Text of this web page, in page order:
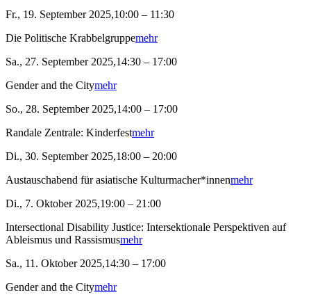
Fr., 19. September 2025,10:00 – 11:30
Die Politische Krabbelgruppemehr
Sa., 27. September 2025,14:30 – 17:00
Gender and the Citymehr
So., 28. September 2025,14:00 – 17:00
Randale Zentrale: Kinderfestmehr
Di., 30. September 2025,18:00 – 20:00
Austauschabend für asiatische Kulturmacher*innenmehr
Di., 7. Oktober 2025,19:00 – 21:00
Intersectional Disability Justice: Intersektionale Perspektiven auf
Ableismus und Rassismusmehr
Sa., 11. Oktober 2025,14:30 – 17:00
Gender and the Citymehr